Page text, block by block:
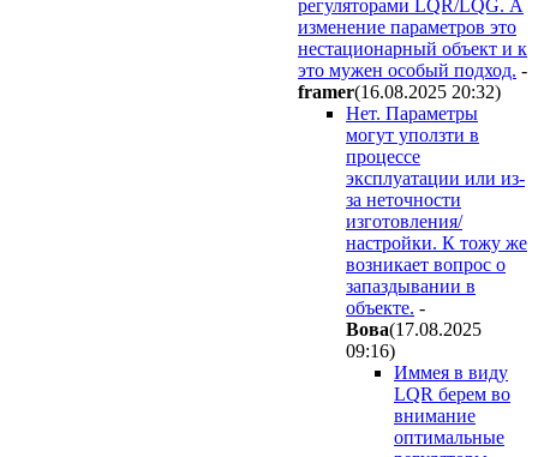
регуляторaми LQR/LQG. А
изменение параметров это
нестационарный объект и к
это мужен особый подход. -
framer(16.08.2025 20:32)
Нет. Параметры
могут уползти в
процессе
эксплуатации или из-
за неточности
изготовления/
настройки. К тожу же
возникает вопрос о
запаздывании в
объекте. -
Boвa(17.08.2025
09:16)
Иммея в виду
LQR берем во
внимание
оптимальные